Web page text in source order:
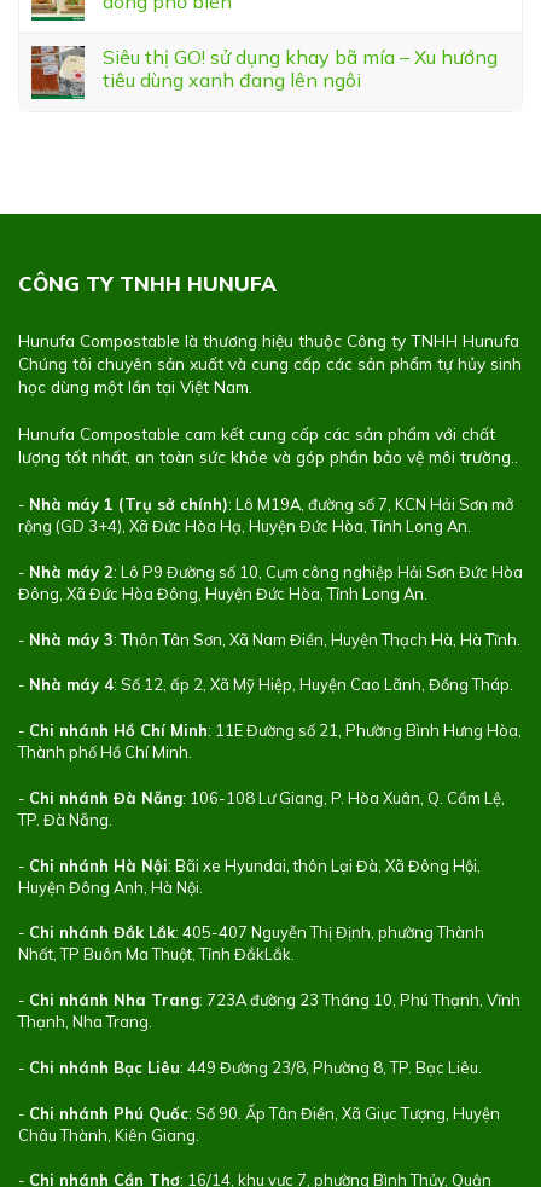
Siêu thị GO! sử dụng khay bã mía – Xu hướng
tiêu dùng xanh đang lên ngôi
CÔNG TY TNHH HUNUFA
Hunufa Compostable là thương hiệu thuộc Công ty TNHH Hunufa
Chúng tôi chuyên sản xuất và cung cấp các sản phẩm tự hủy sinh
học dùng một lần tại Việt Nam.
Hunufa Compostable cam kết cung cấp các sản phẩm với chất
lượng tốt nhất, an toàn sức khỏe và góp phần bảo vệ môi trường..
- Nhà máy 1 (Trụ sở chính): Lô M19A, đường số 7, KCN Hải Sơn mở
rộng (GD 3+4), Xã Đức Hòa Hạ, Huyện Đức Hòa, Tỉnh Long An.
- Nhà máy 2: Lô P9 Đường số 10, Cụm công nghiệp Hải Sơn Đức Hòa
Đông, Xã Đức Hòa Đông, Huyện Đức Hòa, Tỉnh Long An.
- Nhà máy 3: Thôn Tân Sơn, Xã Nam Điền, Huyện Thạch Hà, Hà Tĩnh.
- Nhà máy 4: Số 12, ấp 2, Xã Mỹ Hiệp, Huyện Cao Lãnh, Đồng Tháp.
- Chi nhánh Hồ Chí Minh: 11E Đường số 21, Phường Bình Hưng Hòa,
Thành phố Hồ Chí Minh.
- Chi nhánh Đà Nẵng: 106-108 Lư Giang, P. Hòa Xuân, Q. Cẩm Lệ,
TP. Đà Nẵng.
- Chi nhánh Hà Nội: Bãi xe Hyundai, thôn Lại Đà, Xã Đông Hội,
Huyện Đông Anh, Hà Nội.
- Chi nhánh Đắk Lắk: 405-407 Nguyễn Thị Định, phường Thành
Nhất, TP Buôn Ma Thuột, Tỉnh ĐắkLắk.
- Chi nhánh Nha Trang: 723A đường 23 Tháng 10, Phú Thạnh, Vĩnh
Thạnh, Nha Trang.
- Chi nhánh Bạc Liêu: 449 Đường 23/8, Phường 8, TP. Bạc Liêu.
- Chi nhánh Phú Quốc: Số 90. Ấp Tân Điền, Xã Giục Tượng, Huyện
Châu Thành, Kiên Giang.
- Chi nhánh Cần Thơ: 16/14, khu vực 7, phường Bình Thủy, Quận